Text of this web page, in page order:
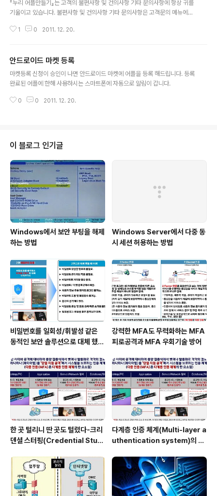
『누리 어플만들기』는 고객의 불편사항 및 건의사항 기타 문의사항에 항상 귀를
기울이고 있습니다. 불편사항 및 건의사항 기타 문의사항은 고객문의 메뉴에서
갑니다.
1 0 2011. 12. 20.
안드로이드 마켓 등록
마켓등록 신청이 승인이 나면 안드로이드 마켓에 어플을 등록 해드립니다. 등록
완료된 어플에 한해 사용하시는 스마트폰에 자동으로 알림이 갑니다.
0 0 2011. 12. 20.
이 블로그 인기글
Windows에서 보안 부팅을 해제
하는 방법
Windows Server에서 다중 동
시 세션 허용하는 방법
비밀번호를 일회성/휘발성 같은
동적인 보안 솔루션으로 대체 했을
강력한 MFA도 무력화하는 MFA
피로공격과 MFA 우회기술 방어
한 곳 털리니 딴 곳도 털렸다-크리
덴셜 스터핑(Credential Stuff
다계층 인증 체계(Multi-layer a
uthentication system)의 특